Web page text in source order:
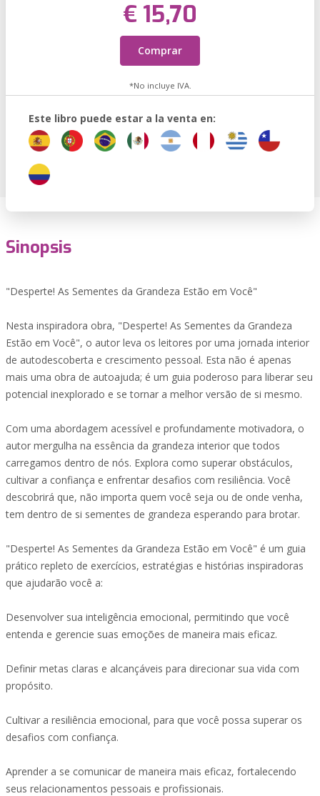
€ 15,70
Comprar
*No incluye IVA.
Este libro puede estar a la venta en:
Sinopsis
"Desperte! As Sementes da Grandeza Estão em Você"
Nesta inspiradora obra, "Desperte! As Sementes da Grandeza
Estão em Você", o autor leva os leitores por uma jornada interior
de autodescoberta e crescimento pessoal. Esta não é apenas
mais uma obra de autoajuda; é um guia poderoso para liberar seu
potencial inexplorado e se tornar a melhor versão de si mesmo.
Com uma abordagem acessível e profundamente motivadora, o
autor mergulha na essência da grandeza interior que todos
carregamos dentro de nós. Explora como superar obstáculos,
cultivar a confiança e enfrentar desafios com resiliência. Você
descobrirá que, não importa quem você seja ou de onde venha,
tem dentro de si sementes de grandeza esperando para brotar.
"Desperte! As Sementes da Grandeza Estão em Você" é um guia
prático repleto de exercícios, estratégias e histórias inspiradoras
que ajudarão você a:
Desenvolver sua inteligência emocional, permitindo que você
entenda e gerencie suas emoções de maneira mais eficaz.
Definir metas claras e alcançáveis para direcionar sua vida com
propósito.
Cultivar a resiliência emocional, para que você possa superar os
desafios com confiança.
Aprender a se comunicar de maneira mais eficaz, fortalecendo
seus relacionamentos pessoais e profissionais.